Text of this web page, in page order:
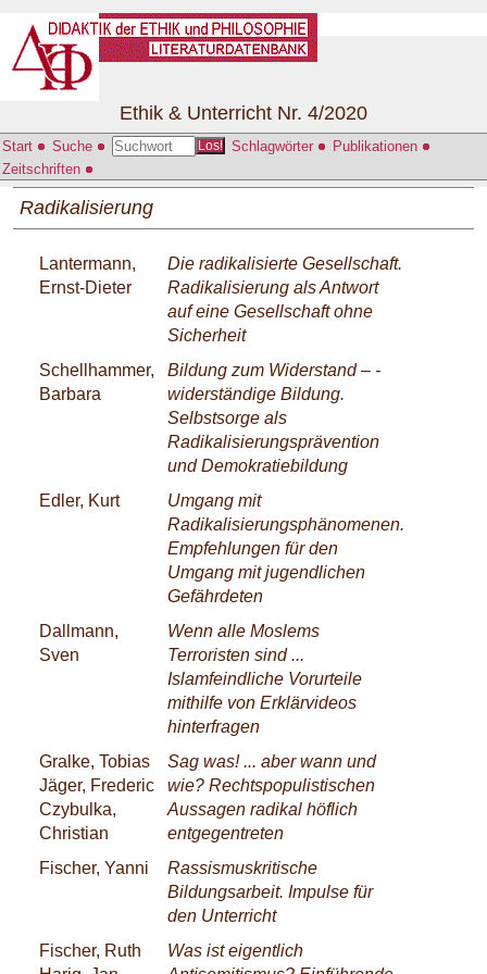
Start Suche Los! Schlagwörter
Publikationen
Zeitschriften
Ethik & Unterricht Nr. 4/2020
Radikalisierung
Lantermann,
Ernst-Dieter
Die radikalisierte Gesellschaft.
Radikalisierung als Antwort
auf eine Gesellschaft ohne
Sicherheit
Schellhammer,
Barbara
Bildung zum Widerstand – ­
widerständige ­Bildung­.
Selbstsorge als
Radikalisierungsprävention
und Demokratiebildung
Edler, Kurt
Umgang mit
Radikalisierungsphänomenen.
Empfehlungen für den
Umgang mit jugendlichen
Gefährdeten
Dallmann,
Sven
Wenn alle Moslems
Terroristen sind ...
Islamfeindliche Vorurteile
mithilfe von Erklärvideos
hinterfragen
Gralke, Tobias
Jäger, Frederic
Czybulka,
Christian
Sag was! ... aber wann und
wie? Rechtspopulistischen
Aussagen radikal höflich
entgegentreten
Fischer, Yanni
Rassismuskritische
Bildungsarbeit. Impulse für
den Unterricht
Fischer, Ruth
Was ist eigentlich